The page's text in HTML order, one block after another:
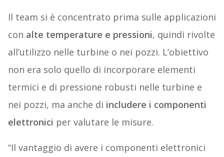
Il team si è concentrato prima sulle applicazioni
con alte temperature e pressioni, quindi rivolte
all’utilizzo nelle turbine o nei pozzi. L’obiettivo
non era solo quello di incorporare elementi
termici e di pressione robusti nelle turbine e
nei pozzi, ma anche di includere i componenti
elettronici per valutare le misure.
“Il vantaggio di avere i componenti elettronici